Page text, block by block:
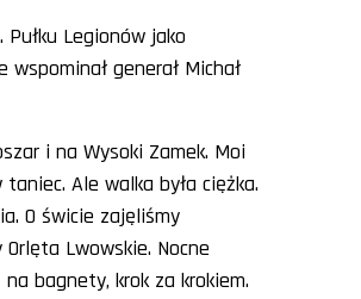
Legionów jako
generał Michał
i na Wysoki Zamek. Moi
Ale walka była ciężka.
O świcie zajęliśmy
Lwowskie. Nocne
bagnety, krok za krokiem.